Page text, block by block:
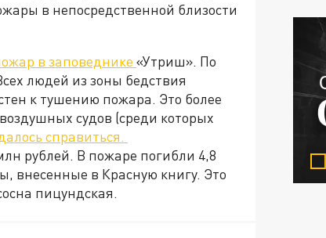
в непосредственной близости
в заповеднике «Утриш». По
людей из зоны бедствия
к тушению пожара. Это более
судов (среди которых
справиться.
рублей. В пожаре погибли 4,8
внесенные в Красную книгу. Это
пицундская.